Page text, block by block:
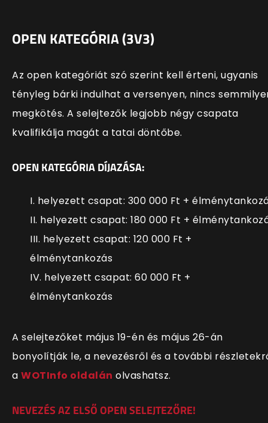
OPEN KATEGÓRIA (3V3)
Az open kategóriát szó szerint kell érteni, ugyanis
tényleg bárki indulhat a versenyen, nincs
megkötés. A selejtezők legjobb négy csapata
kvalifikálja magát a tatai döntőbe.
OPEN KATEGÓRIA DÍJAZÁSA:
I. helyezett csapat: 300 000 Ft +
II. helyezett csapat: 180 000 Ft +
III. helyezett csapat: 120 000 Ft +
élménytankozás
IV. helyezett csapat: 60 000 Ft +
élménytankozás
A selejtezőket május 19-én és május 26-án
bonyolítják le, a nevezésről és a további
a WOTInfo oldalán olvashatsz.
NEVEZÉS AZ ELSŐ OPEN SELEJTEZŐRE!